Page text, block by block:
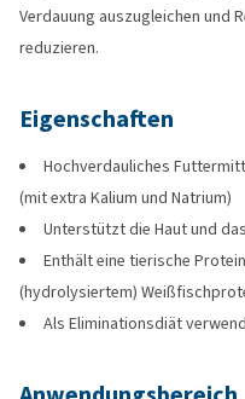
Verdauung auszugleichen und
reduzieren.
Eigenschaften
Hochverdauliches
(mit extra Kalium und Natrium)
Unterstützt die Haut und
Enthält eine tierische
(hydrolysiertem)
Als Eliminationsdiät